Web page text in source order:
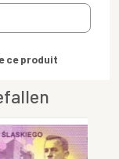
ce produit